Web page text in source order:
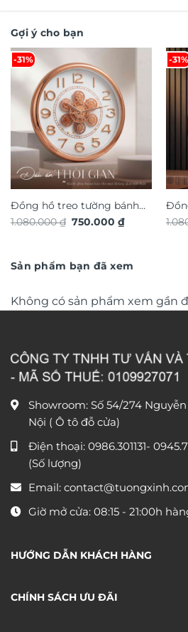
Gợi ý cho bạn
-31%
Đồng hồ treo tường bánh
răng chuyển động trang trí
1.080.000₫ Giá
750.000₫Giá
-31%
Sản phẩm bạn đã xem
Không có sản phẩm xem gần
Showroom: Số 54/274
Nội ( Ô tô đỗ cửa)
Điện thoại: 0986.301131-
(Số lượng)
Email:
Giờ mở cửa: 08:15 - 21:00h
HƯỚNG DẪN KHÁCH HÀNG
CHÍNH SÁCH ƯU ĐÃI